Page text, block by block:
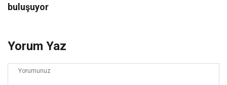
buluşuyor
Yorum Yaz